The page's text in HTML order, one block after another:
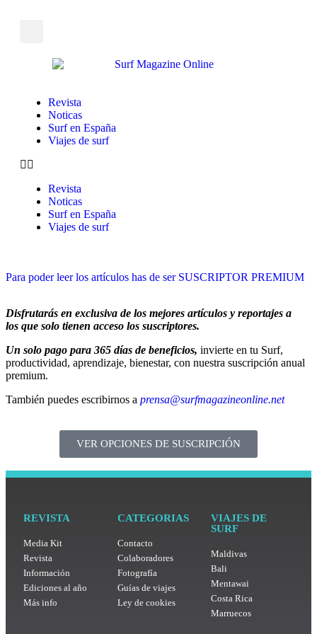
Revista
Noticas
Surf en España
Viajes de surf
Revista
Noticas
Surf en España
Viajes de surf
Para poder leer los artículos has de ser SUSCRIPTOR PREMIUM
Disfrutarás en exclusiva de los mejores artículos y reportajes a
los que solo tienen acceso los suscriptores.
Un solo pago para 365 días de beneficios, invierte en tu Surf,
productividad, aprendizaje, bienestar, con nuestra suscripción anual
premium.
También puedes escribirnos a prensa@surfmagazineonline.net
VER OPCIONES DE SUSCRIPCIÓN
REVISTA
Media Kit
Revista
Información
Ediciones al año
Más info
CATEGORIAS
Contacto
Colaboradores
Fotografía
Guías de viajes
Ley de cookies
VIAJES DE
SURF
Maldivas
Bali
Mentawai
Costa Rica
Marruecos